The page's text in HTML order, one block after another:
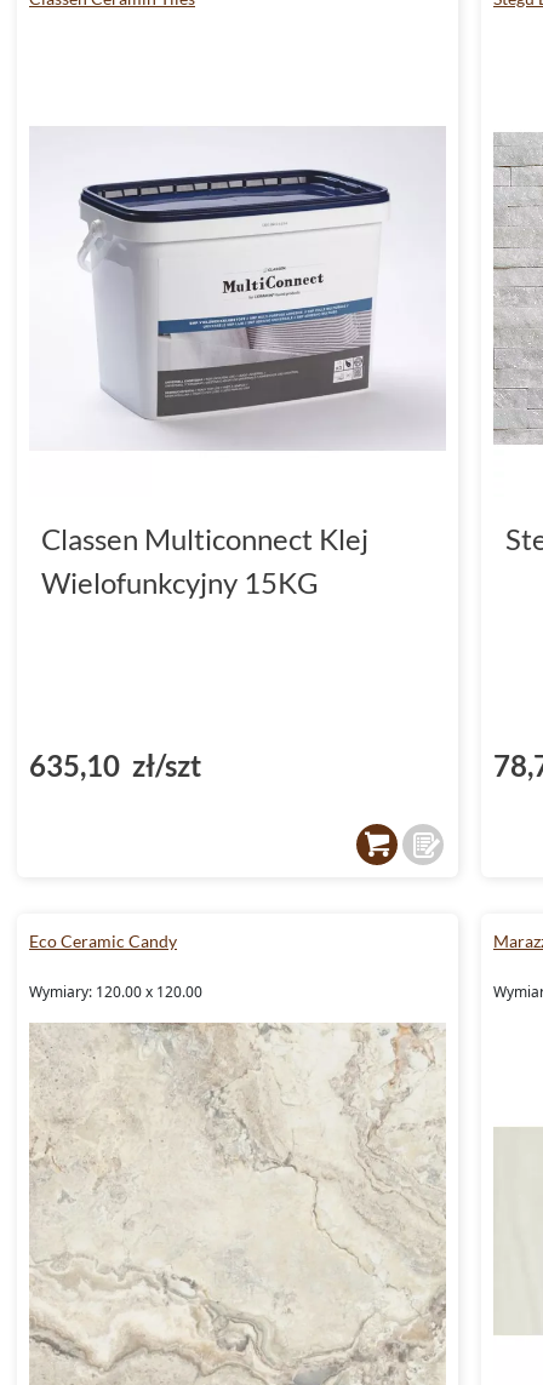
Classen Multiconnect Klej
Wielofunkcyjny 15KG
635,10 zł/szt
Eco Ceramic Candy
Wymiary: 120.00 x 120.00